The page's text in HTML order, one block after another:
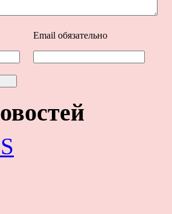
Email обязательно